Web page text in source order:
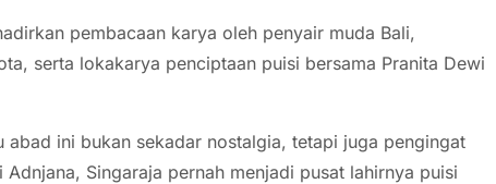
pembacaan karya oleh penyair muda Bali,
serta lokakarya penciptaan puisi bersama Pranita Dewi
abad ini bukan sekadar nostalgia, tetapi juga pengingat
Singaraja pernah menjadi pusat lahirnya puisi